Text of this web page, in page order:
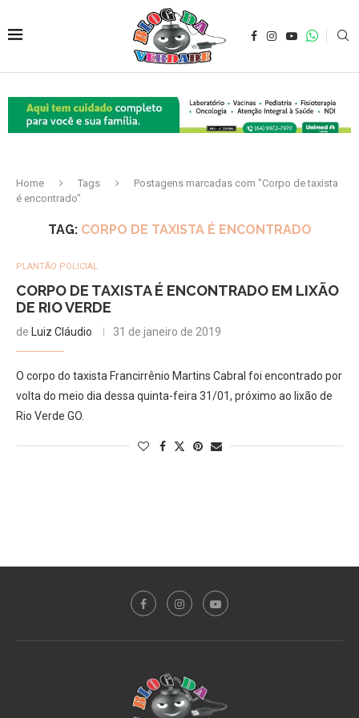
Home Tags
Postagens marcadas com "Corpo de taxista
é encontrado"
TAG: CORPO DE TAXISTA É ENCONTRADO
PLANTÃO POLICIAL
CORPO DE TAXISTA É ENCONTRADO EM LIXÃO
DE RIO VERDE
de Luiz Cláudio 31 de janeiro de 2019
O corpo do taxista Francirrênio Martins Cabral foi encontrado por
volta do meio dia dessa quinta-feira 31/01, próximo ao lixão de
Rio Verde GO.